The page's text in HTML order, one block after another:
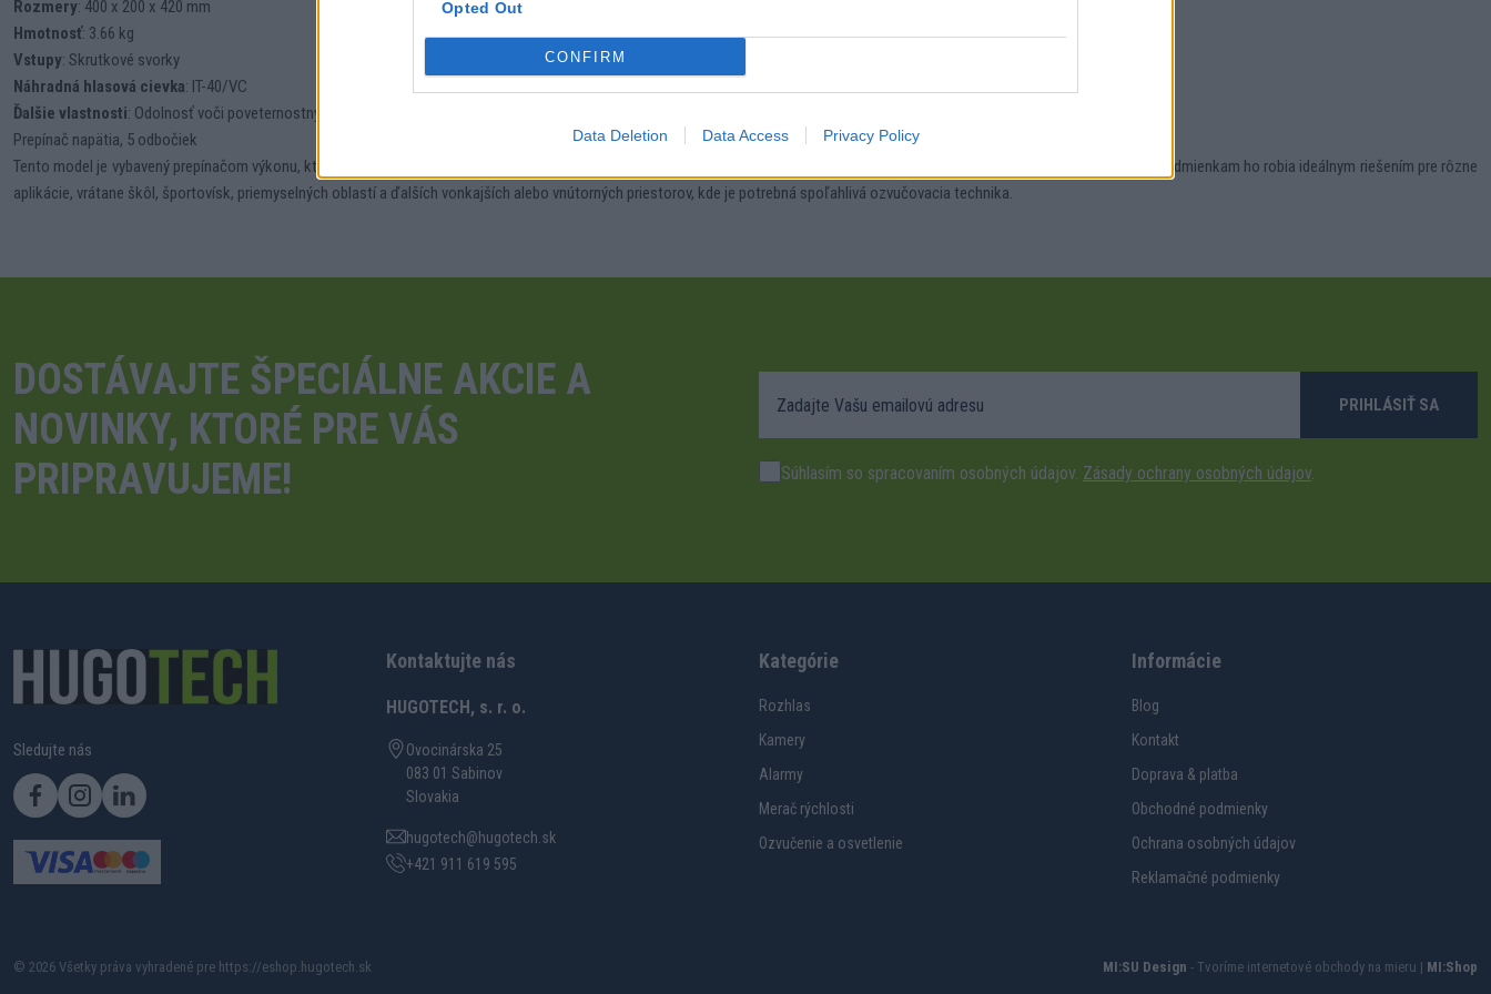
Opted Out
CONFIRM
Data Deletion Data Access Privacy Policy
Rozmery: 400 x 200 x 420 mm
Hmotnosť: 3.66 kg
Vstupy: Skrutkové svorky
Náhradná hlasová cievka: IT-40/VC
Ďalšie vlastnosti: Odolnosť voči poveternostným vplyvom
Prepínač napätia, 5 odbočiek
Tento model je vybavený prepínačom výkonu, ktorý umožňuje jednoduché nastavenie výkonu podľa potrieb inštalácie. Jeho robustná konštrukcia a odolnosť voči poveternostným podmienkam ho robia ideálnym riešením pre rôzne
aplikácie, vrátane škôl, športovísk, priemyselných oblastí a ďalších vonkajších alebo vnútorných priestorov, kde je potrebná spoľahlivá ozvučovacia technika.
DOSTÁVAJTE ŠPECIÁLNE AKCIE A
NOVINKY, KTORÉ PRE VÁS
PRIPRAVUJEME!
Súhlasím so spracovaním osobných údajov. Zásady ochrany osobných údajov.
PRIHLÁSIŤ SA
Sledujte nás
Kontaktujte nás
HUGOTECH, s. r. o.
Ovocinárska 25
083 01 Sabinov
Slovakia
hugotech@hugotech.sk
+421 911 619 595
Kategórie
Rozhlas
Kamery
Alarmy
Merač rýchlosti
Ozvučenie a osvetlenie
Informácie
Blog
Kontakt
Doprava & platba
Obchodné podmienky
Ochrana osobných údajov
Reklamačné podmienky
© 2026 Všetky práva vyhradené pre https://eshop.hugotech.sk MI:SU Design - Tvoríme internetové obchody na mieru | MI:Shop